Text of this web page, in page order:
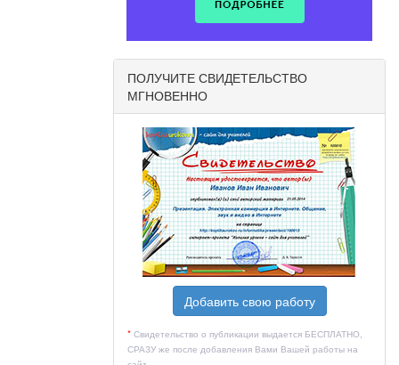
ПОЛУЧИТЕ СВИДЕТЕЛЬСТВО
МГНОВЕННО
Добавить свою работу
* Свидетельство о публикации выдается БЕСПЛАТНО,
СРАЗУ же после добавления Вами Вашей работы на